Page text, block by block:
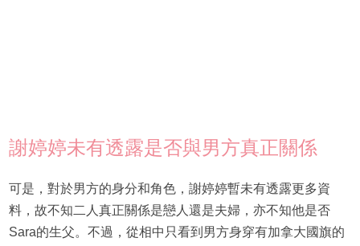
謝婷婷未有透露是否與男方真正關係
可是，對於男方的身分和角色，謝婷婷暫未有透露更多資
料，故不知二人真正關係是戀人還是夫婦，亦不知他是否
Sara的生父。不過，從相中只看到男方身穿有加拿大國旗的